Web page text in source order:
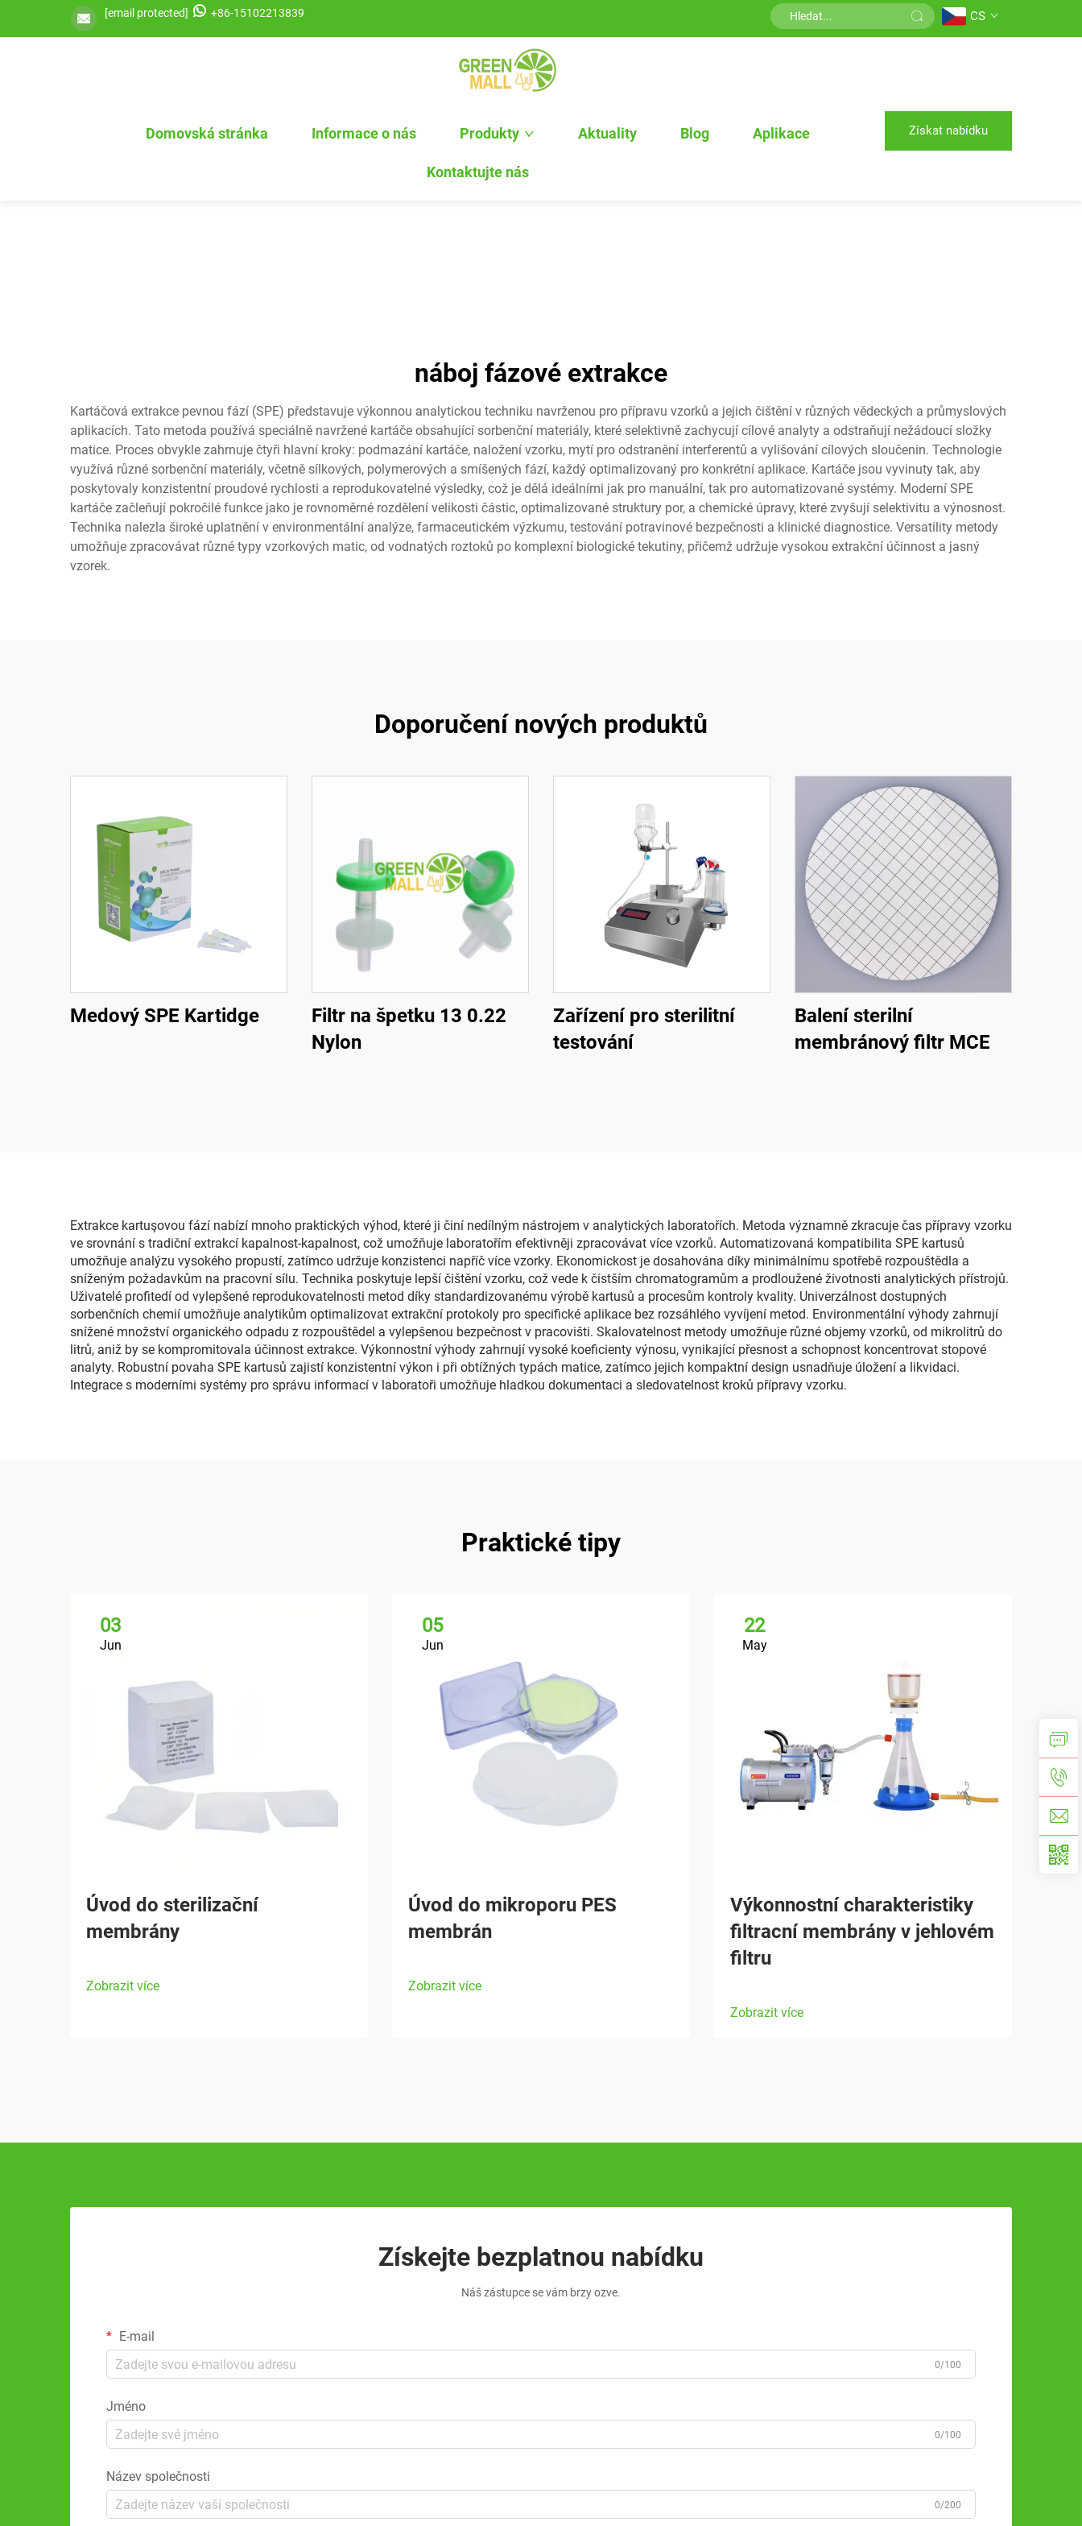
[email protected] +86-15102213839 CS
Domovská stránka Informace o nás Produkty Aktuality Blog Aplikace
Kontaktujte nás
Získat nabídku
náboj fázové extrakce
Kartáčová extrakce pevnou fází (SPE) představuje výkonnou analytickou techniku navrženou pro přípravu vzorků a jejich čištění v různých vědeckých a průmyslových
aplikacích. Tato metoda používá speciálně navržené kartáče obsahující sorbenční materiály, které selektivně zachycují cílové analyty a odstraňují nežádoucí složky
matice. Proces obvykle zahrnuje čtyři hlavní kroky: podmazání kartáče, naložení vzorku, mytí pro odstranění interferentů a vylišování cílových sloučenin. Technologie
využívá různé sorbenční materiály, včetně sílkových, polymerových a smíšených fází, každý optimalizovaný pro konkrétní aplikace. Kartáče jsou vyvinuty tak, aby
poskytovaly konzistentní proudové rychlosti a reprodukovatelné výsledky, což je dělá ideálními jak pro manuální, tak pro automatizované systémy. Moderní SPE
kartáče začleňují pokročilé funkce jako je rovnoměrné rozdělení velikosti částic, optimalizované struktury por, a chemické úpravy, které zvyšují selektivitu a výnosnost.
Technika nalezla široké uplatnění v environmentální analýze, farmaceutickém výzkumu, testování potravinové bezpečnosti a klinické diagnostice. Versatility metody
umožňuje zpracovávat různé typy vzorkových matic, od vodnatých roztoků po komplexní biologické tekutiny, přičemž udržuje vysokou extrakční účinnost a jasný
vzorek.
Doporučení nových produktů
Medový SPE Kartidge
Filtr na špetku 13 0.22
Nylon
Zařízení pro sterilitní
testování
Balení sterilní
membránový filtr MCE
Extrakce kartuşovou fází nabízí mnoho praktických výhod, které ji činí nedílným nástrojem v analytických laboratořích. Metoda významně zkracuje čas přípravy vzorku
ve srovnání s tradiční extrakcí kapalnost-kapalnost, což umožňuje laboratořím efektivněji zpracovávat více vzorků. Automatizovaná kompatibilita SPE kartusů
umožňuje analýzu vysokého propustí, zatímco udržuje konzistenci napříč více vzorky. Ekonomickost je dosahována díky minimálnímu spotřebě rozpouštědla a
sníženým požadavkům na pracovní sílu. Technika poskytuje lepší čištění vzorku, což vede k čistším chromatogramům a prodloužené životnosti analytických přístrojů.
Uživatelé profitedí od vylepšené reprodukovatelnosti metod díky standardizovanému výrobě kartusů a procesům kontroly kvality. Univerzálnost dostupných
sorbenčních chemií umožňuje analytikům optimalizovat extrakční protokoly pro specifické aplikace bez rozsáhlého vyvíjení metod. Environmentální výhody zahrnují
snížené množství organického odpadu z rozpouštědel a vylepšenou bezpečnost v pracovišti. Skalovatelnost metody umožňuje různé objemy vzorků, od mikrolitrů do
litrů, aniž by se kompromitovala účinnost extrakce. Výkonnostní výhody zahrnují vysoké koeficienty výnosu, vynikající přesnost a schopnost koncentrovat stopové
analyty. Robustní povaha SPE kartusů zajistí konzistentní výkon i při obtížných typách matice, zatímco jejich kompaktní design usnadňuje úložení a likvidaci.
Integrace s moderními systémy pro správu informací v laboratoři umožňuje hladkou dokumentaci a sledovatelnost kroků přípravy vzorku.
Praktické tipy
03
Jun
Úvod do sterilizační
membrány
Zobrazit více
05
Jun
Úvod do mikroporu PES
membrán
Zobrazit více
22
May
Výkonnostní charakteristiky
filtracní membrány v jehlovém
filtru
Zobrazit více
Získejte bezplatnou nabídku
Náš zástupce se vám brzy ozve.
E-mail
0/100
Jméno
0/100
Název společnosti
0/200